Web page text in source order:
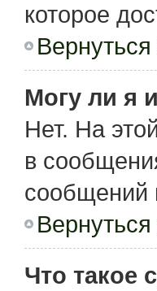
которое
Могу ли я
Нет. На
в
сообщений
Что такое